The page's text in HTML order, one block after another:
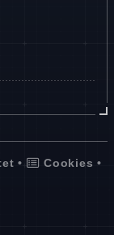
• Cookies •